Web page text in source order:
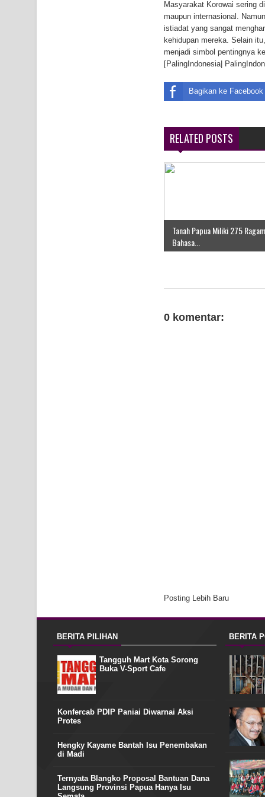
Masyarakat Korowai sering
maupun internasional.
istiadat yang sangat
kehidupan mereka. Selain
menjadi simbol pentingnya
[PalingIndonesia|
Bagikan ke Facebook
RELATED POSTS
Tanah Papua Miliki 275 Ragam
Bahasa...
0 komentar:
Posting Lebih Baru
BERITA PILIHAN
Tangguh Mart Kota Sorong
Buka V-Sport Cafe
Konfercab PDIP Paniai Diwarnai Aksi
Protes
Hengky Kayame Bantah Isu Penembakan
di Madi
Ternyata Blangko Proposal Bantuan Dana
Langsung Provinsi Papua Hanya Isu
BERITA